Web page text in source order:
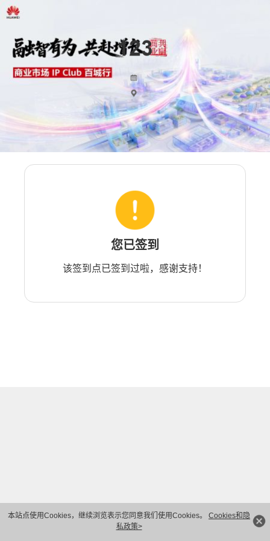
本站点使用Cookies，继续浏览表示您同意我们使用Cookies。 Cookies和隐
私政策>
您已签到
该签到点已签到过啦，感谢支持！